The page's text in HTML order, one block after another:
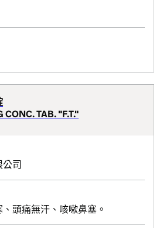
CONC. TAB. "F.T."
司
頭痛無汗、咳嗽鼻塞。